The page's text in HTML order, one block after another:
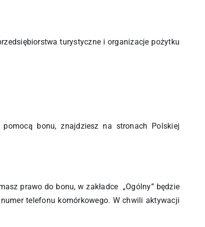
turystyczne i organizacje pożytku
bonu, znajdziesz na stronach Polskiej
prawo do bonu, w zakładce „Ogólny” będzie
telefonu komórkowego. W chwili aktywacji